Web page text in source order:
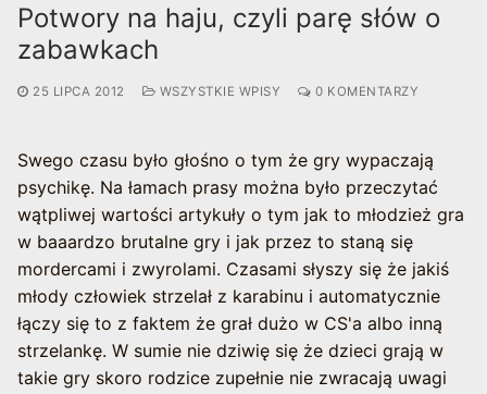
Potwory na haju, czyli parę słów o
zabawkach
25 LIPCA 2012 WSZYSTKIE WPISY 0 KOMENTARZY
Swego czasu było głośno o tym że gry wypaczają
psychikę. Na łamach prasy można było przeczytać
wątpliwej wartości artykuły o tym jak to młodzież gra
w baaardzo brutalne gry i jak przez to staną się
mordercami i zwyrolami. Czasami słyszy się że jakiś
młody człowiek strzelał z karabinu i automatycznie
łączy się to z faktem że grał dużo w CS'a albo inną
strzelankę. W sumie nie dziwię się że dzieci grają w
takie gry skoro rodzice zupełnie nie zwracają uwagi